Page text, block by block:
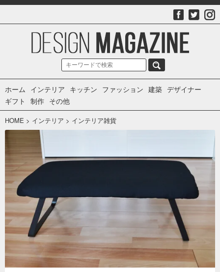
ホーム インテリア キッチン ファッション 建築 デザイナー
ギフト
制作 その他
HOME > インテリア > インテリア雑貨